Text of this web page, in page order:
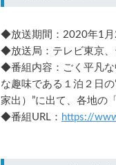
◆放送期間：2020年1月
◆放送局：テレビ東京
◆番組内容：ごく平凡な
な趣味である１泊２日
家出）”に出て、各地の
◆番組URL： https://